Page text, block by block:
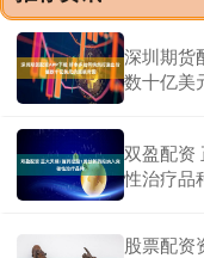
深圳期货
数十亿美
双盈配资
性治疗品
股票配资